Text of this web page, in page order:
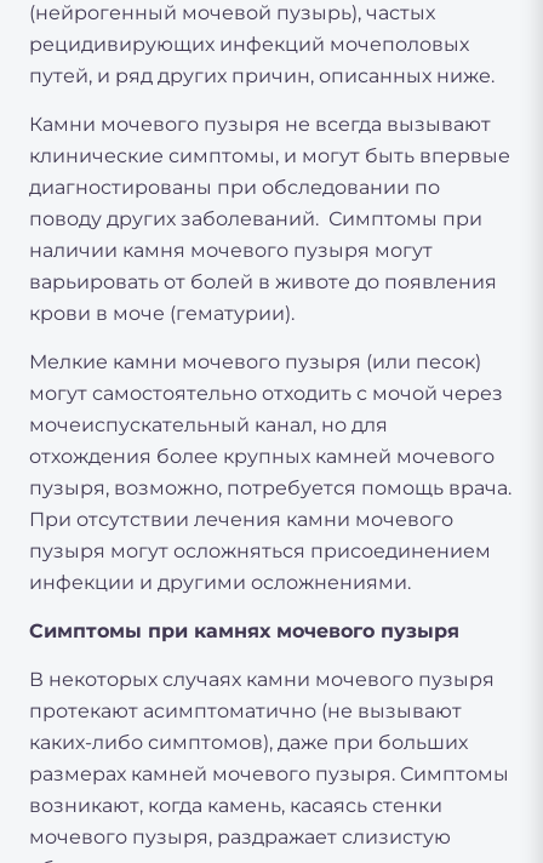
(нейрогенный мочевой пузырь), частых
рецидивирующих инфекций мочеполовых
путей, и ряд других причин, описанных ниже.
Камни мочевого пузыря не всегда вызывают
клинические симптомы, и могут быть впервые
диагностированы при обследовании по
поводу других заболеваний. Симптомы при
наличии камня мочевого пузыря могут
варьировать от болей в животе до появления
крови в моче (гематурии).
Мелкие камни мочевого пузыря (или песок)
могут самостоятельно отходить с мочой через
мочеиспускательный канал, но для
отхождения более крупных камней мочевого
пузыря, возможно, потребуется помощь врача.
При отсутствии лечения камни мочевого
пузыря могут осложняться присоединением
инфекции и другими осложнениями.
Симптомы при камнях мочевого пузыря
В некоторых случаях камни мочевого пузыря
протекают асимптоматично (не вызывают
каких-либо симптомов), даже при больших
размерах камней мочевого пузыря. Симптомы
возникают, когда камень, касаясь стенки
мочевого пузыря, раздражает слизистую